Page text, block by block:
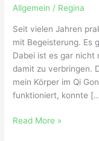
Allgemein / Regina
Seit vielen Jahren
mit Begeisterung. Es
Dabei ist es gar nicht
damit zu verbringen.
mein Körper im Qi
funktioniert, konnte
Read More »